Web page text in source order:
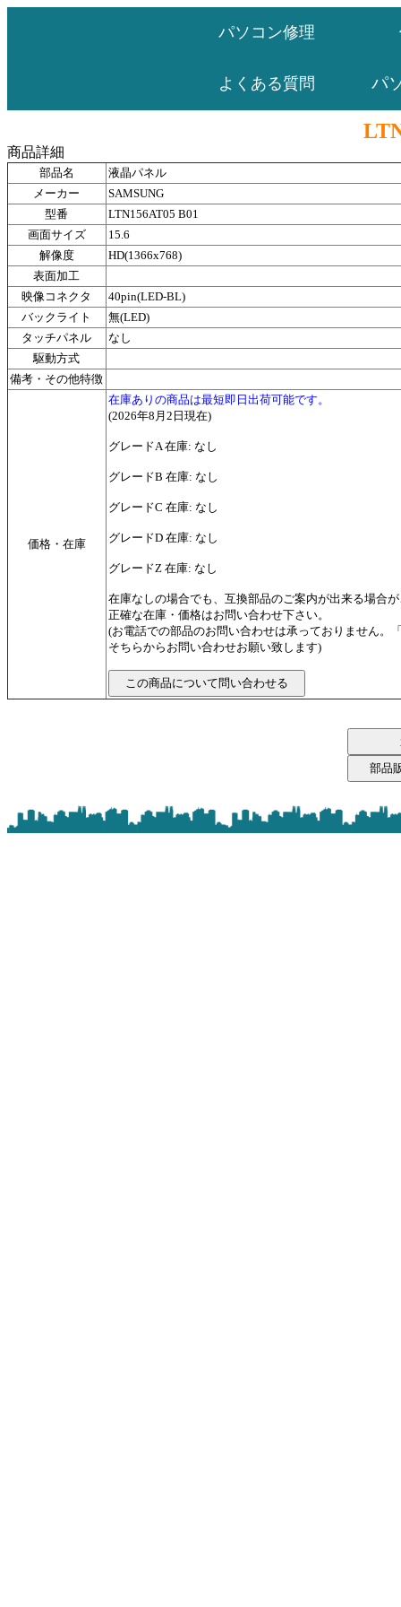
パソコン修理
よくある質問 パ
商品詳細
部品名
液晶パネル
メーカー
SAMSUNG
型番
LTN156AT05 B01
画面サイズ
15.6
解像度
HD(1366x768)
表面加工
映像コネクタ
40pin(LED-BL)
バックライト
無(LED)
タッチパネル
なし
駆動方式
備考・その他特徴
価格・在庫
在庫ありの商品は最短即日出荷可能です。
(2026年8月2日現在)
グレードA 在庫: なし
グレードB 在庫: なし
グレードC 在庫: なし
グレードD 在庫: なし
グレードZ 在庫: なし
在庫なしの場合でも、互換部品のご案内が出来る場合
正確な在庫・価格はお問い合わせ下さい。
(お電話での部品のお問い合わせは承っておりません。
そちらからお問い合わせお願い致します)